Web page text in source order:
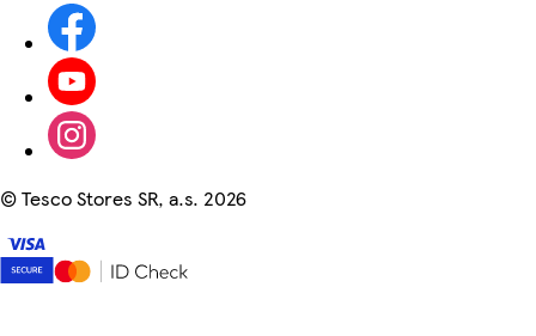
©Tesco Stores SR, a.s. 2026